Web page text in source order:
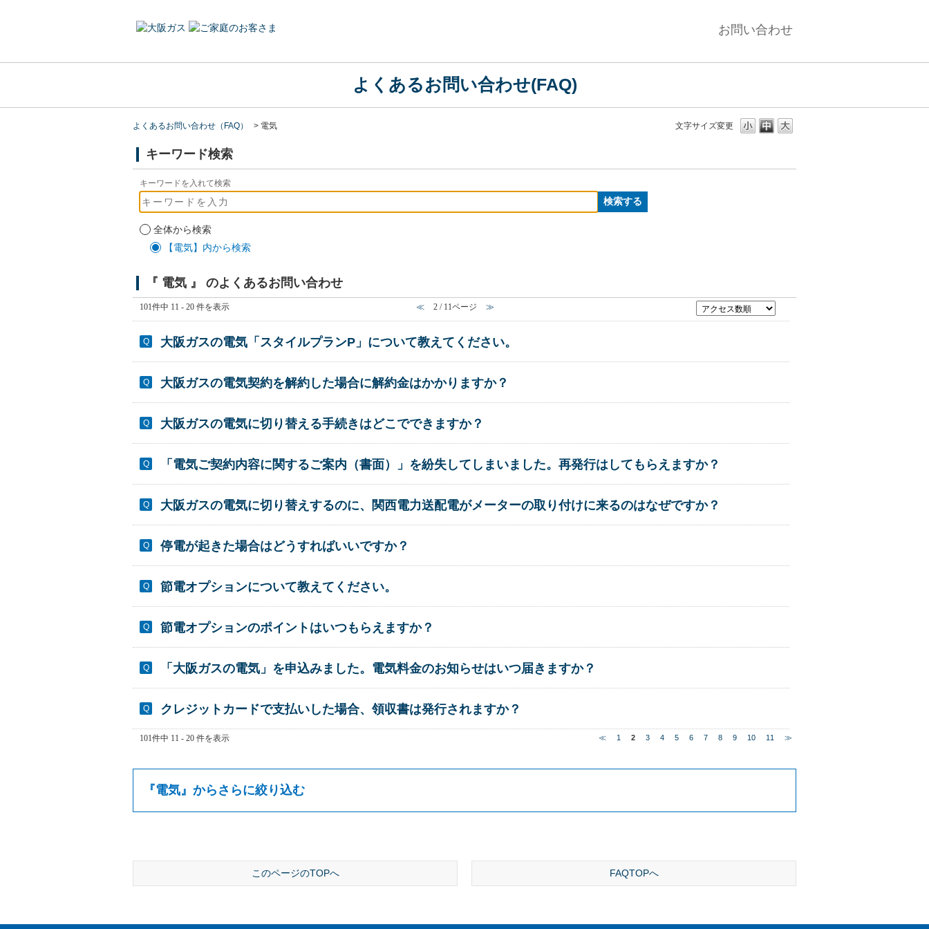
お問い合わせ
よくあるお問い合わせ(FAQ)
文字サイズ変更
よくあるお問い合わせ（FAQ） > 電気
キーワード検索
キーワードを入れて検索
全体から検索
【電気】内から検索
『 電気 』 のよくあるお問い合わせ
101件中 11 - 20 件を表示 ≪ 2 / 11ページ ≫
大阪ガスの電気「スタイルプランP」について教えてください。
大阪ガスの電気契約を解約した場合に解約金はかかりますか？
大阪ガスの電気に切り替える手続きはどこでできますか？
「電気ご契約内容に関するご案内（書面）」を紛失してしまいました。再発行はしてもらえますか？
大阪ガスの電気に切り替えするのに、関西電力送配電がメーターの取り付けに来るのはなぜですか？
停電が起きた場合はどうすればいいですか？
節電オプションについて教えてください。
節電オプションのポイントはいつもらえますか？
「大阪ガスの電気」を申込みました。電気料金のお知らせはいつ届きますか？
クレジットカードで支払いした場合、領収書は発行されますか？
101件中 11 - 20 件を表示 ≪ 1 2 3 4 5 6 7 8 9 10 11 ≫
『電気 』からさらに絞り込む
このページのTOPへ FAQTOPへ